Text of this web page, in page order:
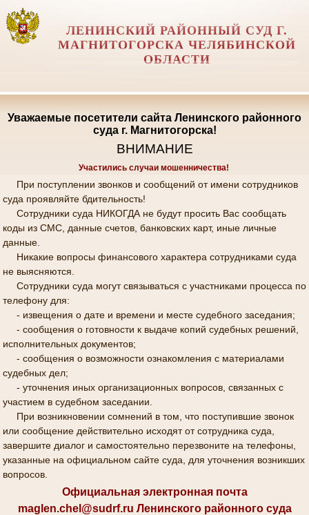
ЛЕНИНСКИЙ РАЙОННЫЙ СУД Г.
МАГНИТОГОРСКА ЧЕЛЯБИНСКОЙ
ОБЛАСТИ
Уважаемые посетители сайта Ленинского районного
суда г. Магнитогорска!
ВНИМАНИЕ
Участились случаи мошенничества!
При поступлении звонков и сообщений от имени сотрудников
суда проявляйте бдительность!
Сотрудники суда НИКОГДА не будут просить Вас сообщать
коды из СМС, данные счетов, банковских карт, иные личные
данные.
Никакие вопросы финансового характера сотрудниками суда
не выясняются.
Сотрудники суда могут связываться с участниками процесса по
телефону для:
- извещения о дате и времени и месте судебного заседания;
- сообщения о готовности к выдаче копий судебных решений,
исполнительных документов;
- сообщения о возможности ознакомления с материалами
судебных дел;
- уточнения иных организационных вопросов, связанных с
участием в судебном заседании.
При возникновении сомнений в том, что поступившие звонок
или сообщение действительно исходят от сотрудника суда,
завершите диалог и самостоятельно перезвоните на телефоны,
указанные на официальном сайте суда, для уточнения возникших
вопросов.
Официальная электронная почта
maglen.chel@sudrf.ru Ленинского районного суда